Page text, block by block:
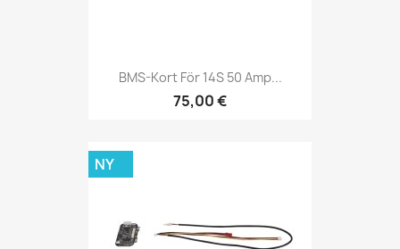
BMS-Kort För 14S 50 Amp...
75,00 €
NY